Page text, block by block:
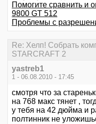
Помогите сравнить и
9800 GT 512
Проблемы с
Re: Хелп! Собрать
STARCRAFT 2
yastreb1
1 - 06.08.2010 - 17:45
смотря что за
на 768 макс тянет ,
у тебя на 42 дюйма и
полтинник не